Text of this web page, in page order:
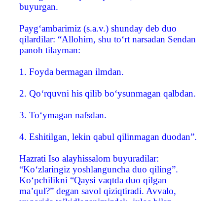
buyurgan.
Payg‘ambarimiz (s.a.v.) shunday deb duo
qilardilar: “Allohim, shu to‘rt narsadan Sendan
panoh tilayman:
1. Foyda bermagan ilmdan.
2. Qo‘rquvni his qilib bo‘ysunmagan qalbdan.
3. To‘ymagan nafsdan.
4. Eshitilgan, lekin qabul qilinmagan duodan”.
Hazrati Iso alayhissalom buyuradilar:
“Ko‘zlaringiz yoshlanguncha duo qiling”.
Ko‘pchilikni “Qaysi vaqtda duo qilgan
ma’qul?” degan savol qiziqtiradi. Avvalo,